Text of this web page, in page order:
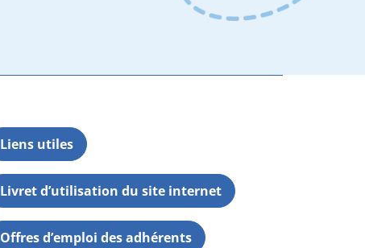
Liens utiles
Livret d’utilisation du site internet
Offres d’emploi des adhérents